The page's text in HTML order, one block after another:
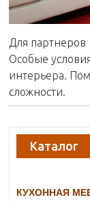
Для партнеров
Особые
интерьера.
сложности.
Каталог
КУХОННАЯ